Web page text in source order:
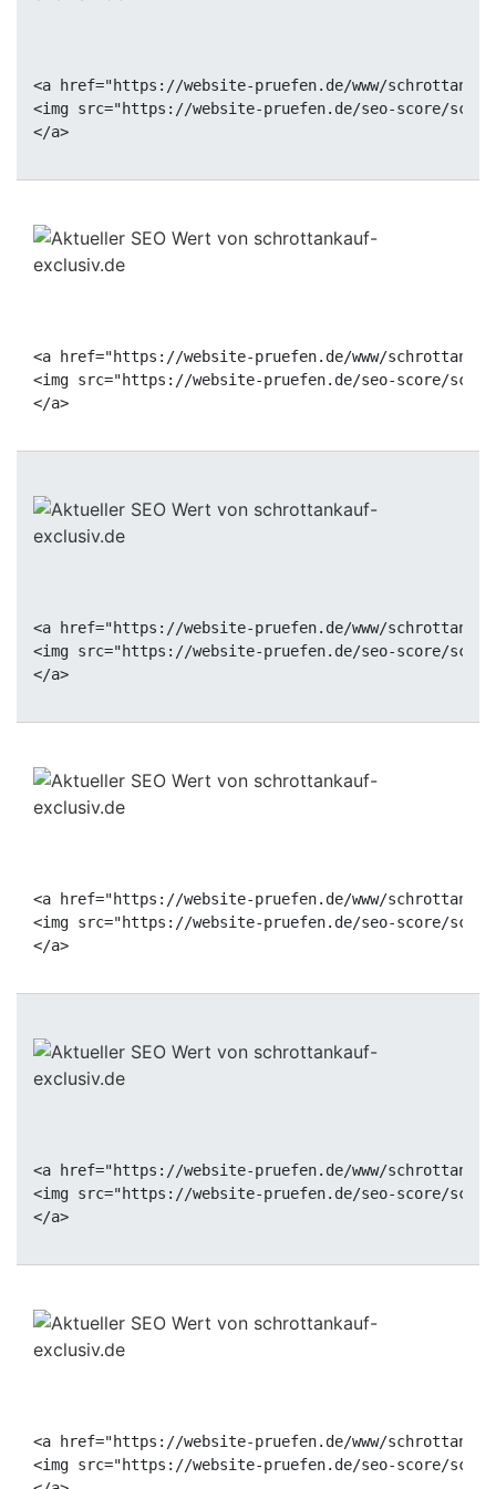
<a href="https://website-pruefen.de/www/
<img src="https://website-pruefen.de/seo-score/
<a href="https://website-pruefen.de/www/
<img src="https://website-pruefen.de/seo-score/
<a href="https://website-pruefen.de/www/
<img src="https://website-pruefen.de/seo-score/
<a href="https://website-pruefen.de/www/
<img src="https://website-pruefen.de/seo-score/
<a href="https://website-pruefen.de/www/
<img src="https://website-pruefen.de/seo-score/
<a href="https://website-pruefen.de/www/
<img src="https://website-pruefen.de/seo-score/